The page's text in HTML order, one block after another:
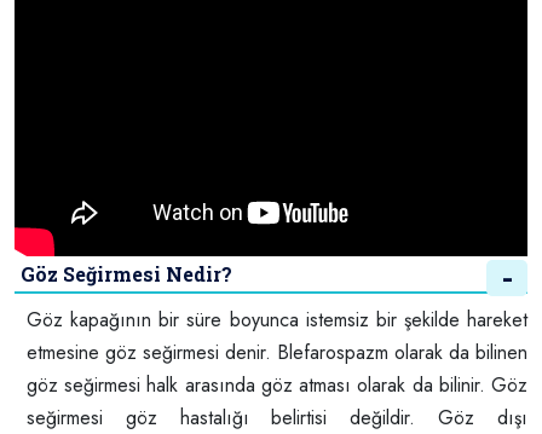
Göz Seğirmesi Nedir?
Göz kapağının bir süre boyunca istemsiz bir şekilde hareket
etmesine göz seğirmesi denir. Blefarospazm olarak da bilinen
göz seğirmesi halk arasında göz atması olarak da bilinir. Göz
seğirmesi göz hastalığı belirtisi değildir. Göz dışı